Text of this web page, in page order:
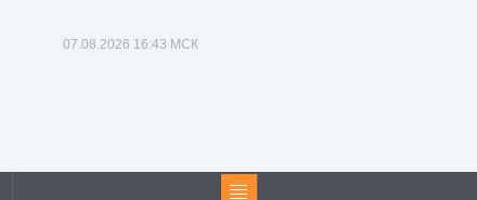
07.08.2026 16:43 МСК